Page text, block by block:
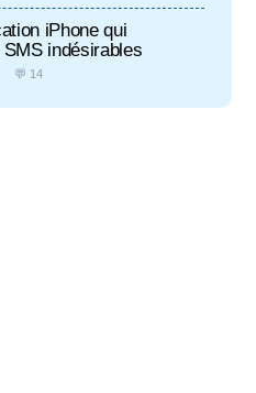
iPhone qui
indésirables
💬 14